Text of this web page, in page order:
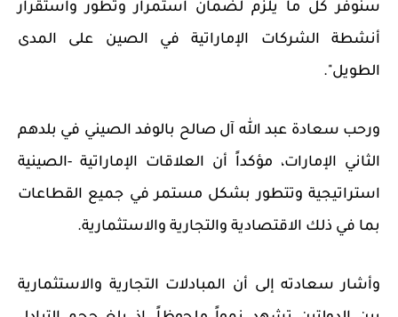
سنوفر كل ما يلزم لضمان استمرار وتطور واستقرار
أنشطة الشركات الإماراتية في الصين على المدى
الطويل".
ورحب سعادة عبد الله آل صالح بالوفد الصيني في بلدهم
الثاني الإمارات، مؤكداً أن العلاقات الإماراتية -الصينية
استراتيجية وتتطور بشكل مستمر في جميع القطاعات
بما في ذلك الاقتصادية والتجارية والاستثمارية.
وأشار سعادته إلى أن المبادلات التجارية والاستثمارية